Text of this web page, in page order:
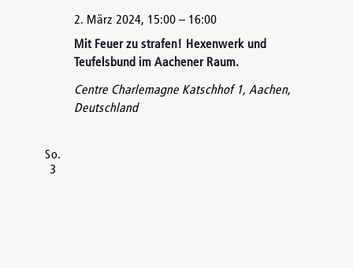
Mit Feuer zu strafen! Hexenwerk und
Teufelsbund im Aachener Raum.
2. März 2024, 15:00– 16:00
Centre Charlemagne Katschhof 1, Aachen,
Deutschland
So.
3